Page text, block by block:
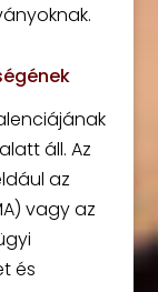
áll. Az
az
vagy az
és